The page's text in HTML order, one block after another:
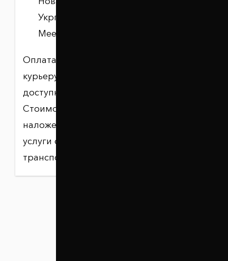
Укрпочта;
Meest Почта.
Оплата производится в отделении,
курьеру или другим способом,
доступным у выбранного перевозчика.
Стоимость доставки, комиссия за
наложенный платёж и дополнительные
услуги оплачиваются по тарифам
транспортной компании.